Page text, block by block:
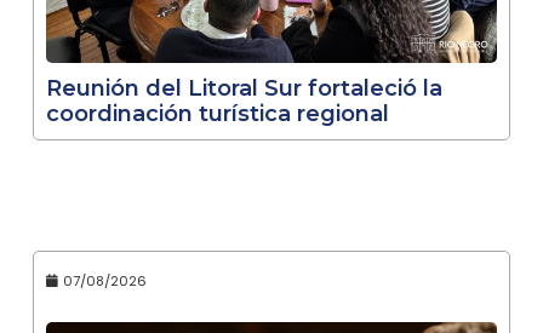
Reunión del Litoral Sur fortaleció la
coordinación turística regional
07/08/2026